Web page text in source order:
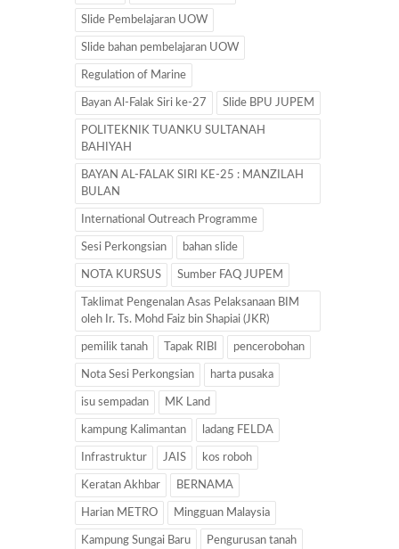
Slide Pembelajaran UOW
Slide bahan pembelajaran UOW
Regulation of Marine
Bayan Al-Falak Siri ke-27 Slide BPU JUPEM
POLITEKNIK TUANKU SULTANAH
BAHIYAH
BAYAN AL-FALAK SIRI KE-25 : MANZILAH
BULAN
International Outreach Programme
Sesi Perkongsian bahan slide
NOTA KURSUS Sumber FAQ JUPEM
Taklimat Pengenalan Asas Pelaksanaan BIM
oleh Ir. Ts. Mohd Faiz bin Shapiai (JKR)
pemilik tanah Tapak RIBI pencerobohan
Nota Sesi Perkongsian harta pusaka
isu sempadan MK Land
kampung Kalimantan ladang FELDA
Infrastruktur JAIS kos roboh
Keratan Akhbar BERNAMA
Harian METRO Mingguan Malaysia
Kampung Sungai Baru Pengurusan tanah